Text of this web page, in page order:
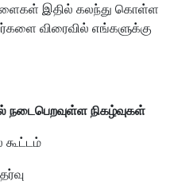
இதில் கலந்து கொள்ள
விரைவில் எங்களுக்கு
நிகழ்வுகள்
கூட்டம்